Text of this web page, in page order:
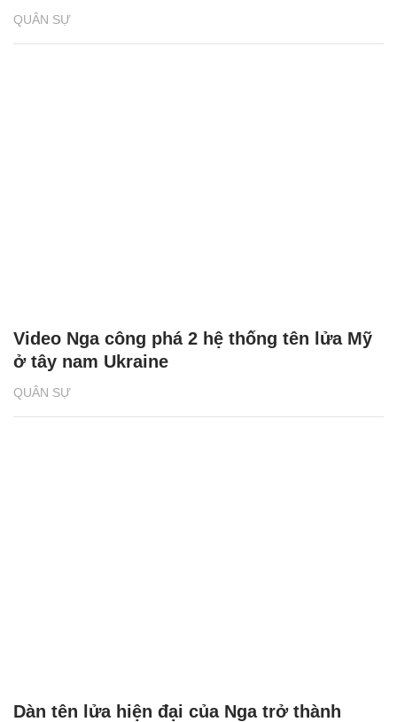
QUÂN SỰ
QUÂN SỰ
Video Nga công phá 2 hệ thống tên lửa Mỹ
ở tây nam Ukraine
Dàn tên lửa hiện đại của Nga trở thành